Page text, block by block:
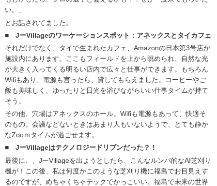
い。」
とお話されてました。
■ JーVillageのワーケーションスポット：アネックスとタイカフェ
それだけでなく、タイで生まれたカフェ、Amazonの日本第3号店が
施設内にあります。ここもフィールドを上から眺められ、自然な光
が大きく入ってくる明るい店内で広々と仕事ができます。もちろん
Wifiもあり、電源も言ったら、貸してもらえました。コーヒーやご
飯も美味しく、ゆったりと日光を浴びながらいい仕事タイムが持て
そう。
その他、穴場はアネックスのホール。Wifiも電源もあって、快適そ
のもの。会議などないときはあまり人もいないようで、とても静か
なZooｍタイムが過ごせます。
■ JーVillageはテクノロジードリブンだった？！
最後に、、JーVillageを出ようとしたら、こんなルンバ的なAI芝刈り
機が！この後、私は何度かこのような芝刈り機に福島でお目見えす
るのですが、めちゃくちゃテックでかっこいい。福島で未来の世界